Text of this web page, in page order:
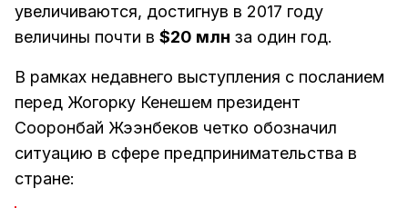
увеличиваются, достигнув в 2017 году
величины почти в $20 млн за один год.
В рамках недавнего выступления с посланием
перед Жогорку Кенешем президент
Сооронбай Жээнбеков четко обозначил
ситуацию в сфере предпринимательства в
стране: